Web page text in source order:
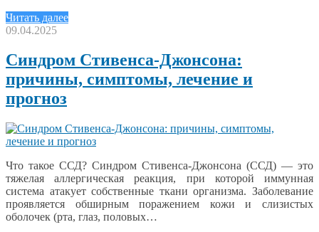
Читать далее
09.04.2025
Синдром Стивенса-Джонсона:
причины, симптомы, лечение и
прогноз
Что такое ССД? Синдром Стивенса-Джонсона (ССД) — это
тяжелая аллергическая реакция, при которой иммунная
система атакует собственные ткани организма. Заболевание
проявляется обширным поражением кожи и слизистых
оболочек (рта, глаз, половых…